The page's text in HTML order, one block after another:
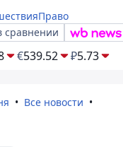
Право
сравнении
€539.52 ₽5.73
Все новости